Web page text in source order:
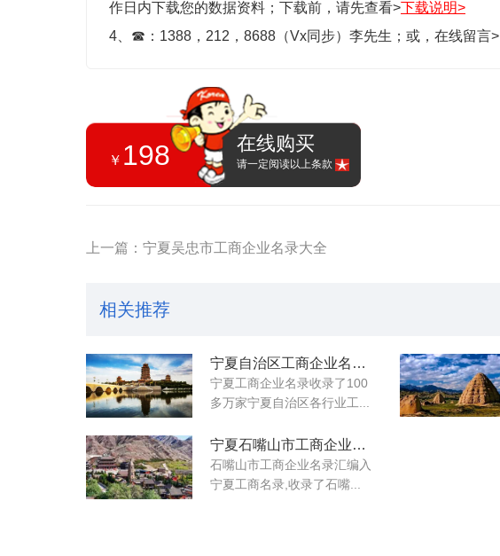
作日内下载您的数据资料； 下载前，请先查看>下载说明>
4、 ☎ ：1388，212，8688（Vx同步）李先生；或， 在线留言>
￥ 198 在线购买
请一定阅读以上条款
上一篇：宁夏吴忠市工商企业名录大全
相关推荐
宁夏自治区工商企业名录大全
宁夏工商企业名录收录了100
多万家宁夏自治区各行业工...
宁夏石嘴山市工商企业名录大全
石嘴山市工商企业名录汇编入
宁夏工商名录,收录了石嘴...